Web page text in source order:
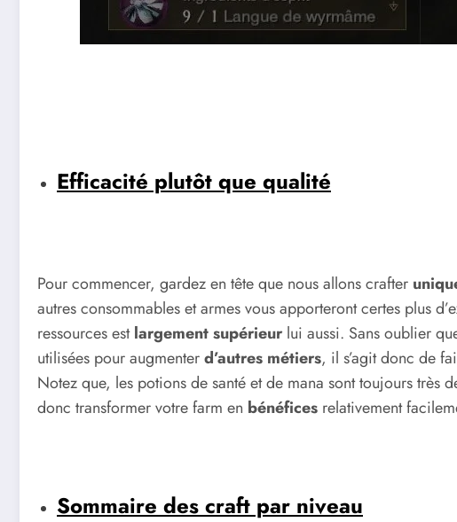
Efficacité plutôt que qualité
Pour commencer, gardez en tête que nous allons crafter
autres consommables et armes vous apporteront certes plus
ressources estlargement supérieur lui aussi. Sans oublier
utilisées pour augmenterd’autres métiers, il s’agit donc de
Notez que, les potions de santé et de mana sont toujours très
donc transformer votre farm en bénéfices relativement
Sommaire des craft par niveau